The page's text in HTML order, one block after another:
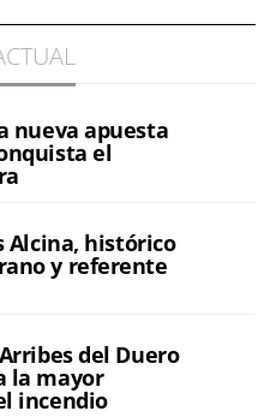
nueva apuesta
el
Alcina, histórico
y referente
del Duero
la mayor
incendio